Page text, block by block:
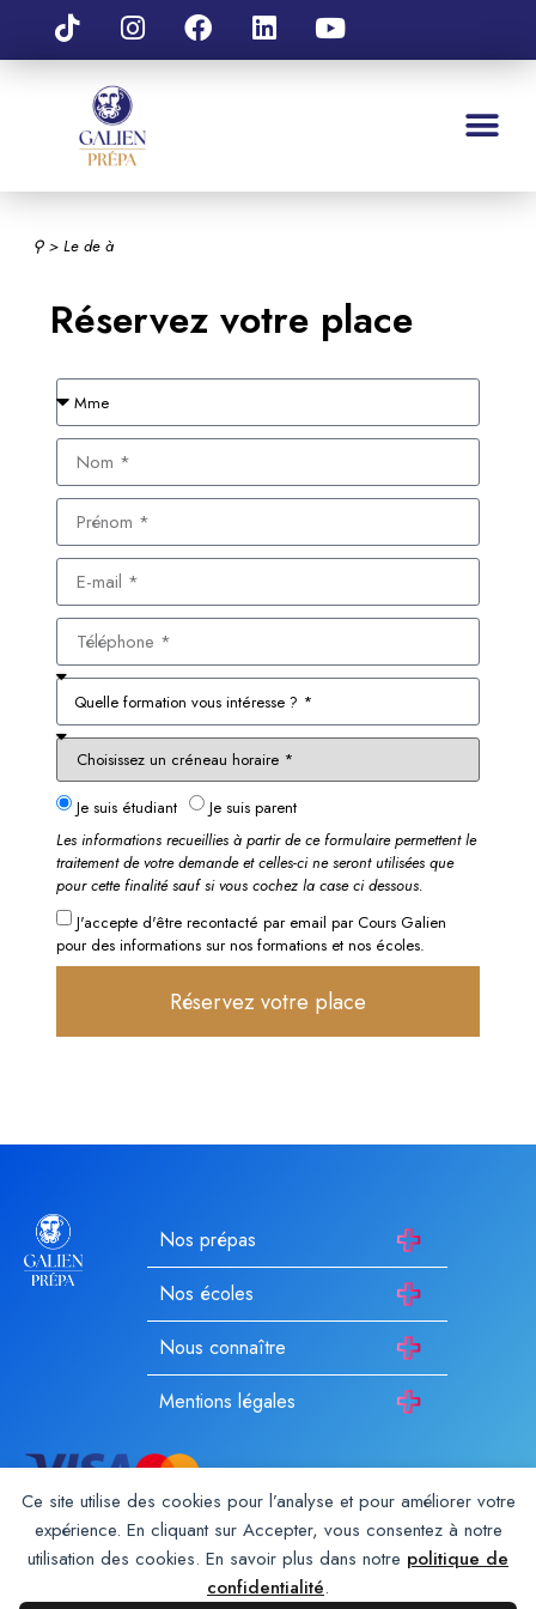
Ce site utilise des cookies pour l’analyse et pour améliorer votre
expérience. En cliquant sur Accepter, vous consentez à notre
utilisation des cookies. En savoir plus dans notre politique de
confidentialité.
⚲> Ledeà
Réservez votre place
Je suis étudiant
Je suis parent
Les informations recueillies à partir de ce formulaire permettent le
traitement de votre demande et celles-ci ne seront utilisées que
pour cette finalité sauf si vous cochez la case ci dessous.
J'accepte d'être recontacté par email par Cours Galien
pour des informations sur nos formations et nos écoles.
Réservez votre place
Nos prépas
Nos écoles
Nous connaître
Mentions légales
Galien Prépa est un établissement d’enseignement privé hors
contrat enregistré auprès du rectorat depuis 1987. Membre du